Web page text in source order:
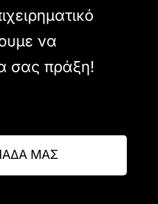
να
σας πράξη!
ΜΑΣ